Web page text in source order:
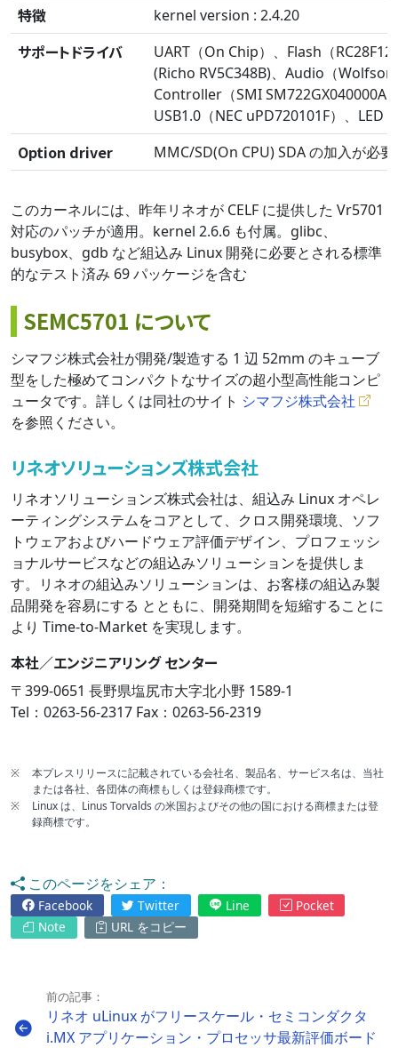
特徴 kernel version : 2.4.20
サポートドライバ
UART（On Chip）、Flash（
(Richo RV5C348B)、Audio（
Controller（SMI
USB1.0（NEC uPD720101F）、LED
Option driver MMC/SD(On CPU) SDA の加入が必要
このカーネルには、昨年リネオが CELF に提供した Vr5701
対応のパッチが適用。kernel 2.6.6 も付属。glibc、
busybox、gdb など組込み Linux 開発に必要とされる標準
的なテスト済み 69 パッケージを含む
SEMC5701 について
シマフジ株式会社が開発/製造する 1 辺 52mm のキューブ
型をした極めてコンパクトなサイズの超小型高性能コンピ
ュータです。詳しくは同社のサイト シマフジ株式会社
を参照ください。
リネオソリューションズ株式会社
リネオソリューションズ株式会社は、組込み Linux オペレ
ーティングシステムをコアとして、クロス開発環境、ソフ
トウェアおよびハードウェア評価デザイン、プロフェッシ
ョナルサービスなどの組込みソリューションを提供しま
す。リネオの組込みソリューションは、お客様の組込み製
品開発を容易にする とともに、開発期間を短縮することに
より Time-to-Market を実現します。
本社／エンジニアリング センター
〒399-0651 長野県塩尻市大字北小野 1589-1
Tel：0263-56-2317 Fax：0263-56-2319
※
本プレスリリースに記載されている会社名、製品名、サービス名は、当社
または各社、各団体の商標もしくは登録商標です。
※
Linux は、Linus Torvalds の米国およびその他の国における商標または登
録商標です。
このページをシェア：
Facebook Twitter Line
Pocket
Note
URL をコピー
前の記事：
リネオ uLinux がフリースケール・セミコンダクタ
i.MX アプリケーション・プロセッサ最新評価ボード